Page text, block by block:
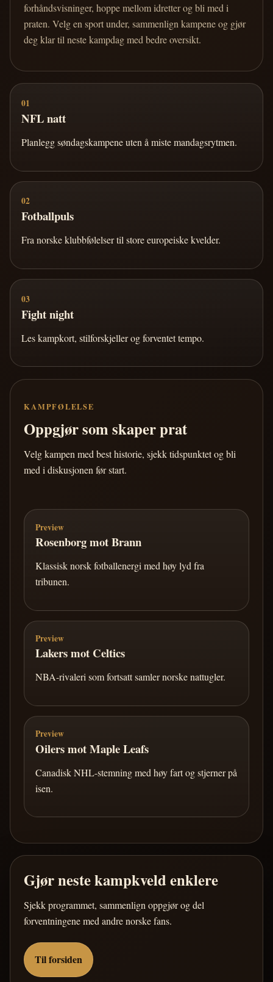
forhåndsvisninger, hoppe mellom idretter og bli med i
praten. Velg en sport under, sammenlign kampene og gjør
deg klar til neste kampdag med bedre oversikt.
01
NFL natt
Planlegg søndagskampene uten å miste mandagsrytmen.
02
Fotballpuls
Fra norske klubbfølelser til store europeiske kvelder.
03
Fight night
Les kampkort, stilforskjeller og forventet tempo.
KAMPFØLELSE
Oppgjør som skaper prat
Velg kampen med best historie, sjekk tidspunktet og bli
med i diskusjonen før start.
Preview
Rosenborg mot Brann
Klassisk norsk fotballenergi med høy lyd fra
tribunen.
Preview
Lakers mot Celtics
NBA-rivaleri som fortsatt samler norske nattugler.
Preview
Oilers mot Maple Leafs
Canadisk NHL-stemning med høy fart og stjerner på
isen.
Gjør neste kampkveld enklere
Sjekk programmet, sammenlign oppgjør og del
forventningene med andre norske fans.
Til forsiden